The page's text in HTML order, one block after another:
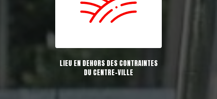
LIEU EN DEHORS DES CONTRAINTES
DU CENTRE-VILLE